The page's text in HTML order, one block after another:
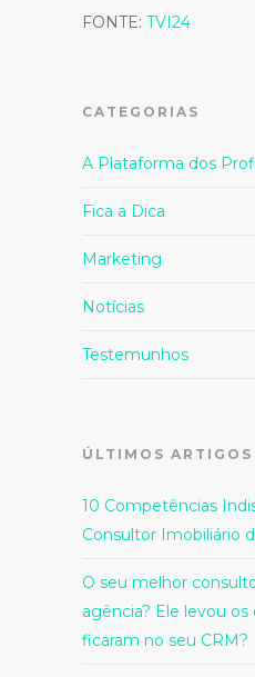
FONTE: TVI24
CATEGORIAS
A Plataforma dos
Fica a Dica
Marketing
Notícias
Testemunhos
ÚLTIMOS ARTIGOS
10 Competências
Consultor Imobiliário
O seu melhor
agência? Ele levou
ficaram no seu CRM?